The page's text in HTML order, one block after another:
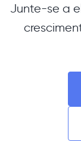
Junte-se a